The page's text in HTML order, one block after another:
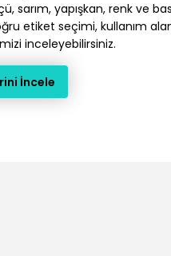
sarım, yapışkan, renk ve
etiket seçimi, kullanım
inceleyebilirsiniz.
İncele